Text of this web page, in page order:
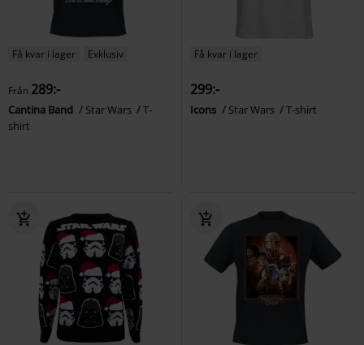
Få kvar i lager Exklusiv
Från 289:-
Cantina Band Star Wars
T-
shirt
Få kvar i lager
299:-
Icons Star Wars T-shirt